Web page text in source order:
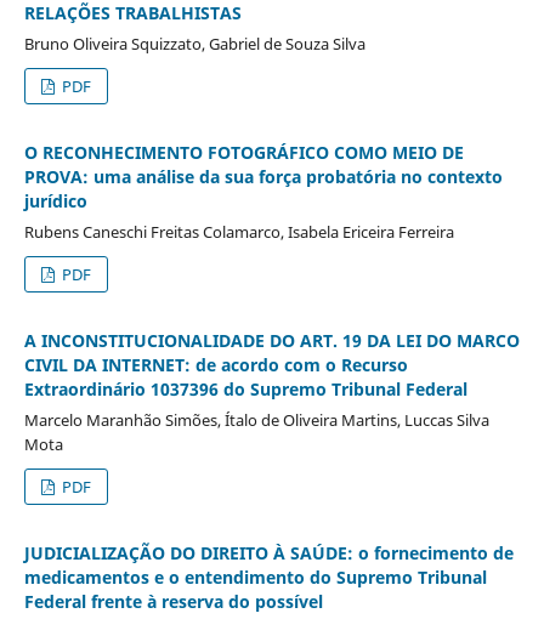
RELAÇÕES TRABALHISTAS
Bruno Oliveira Squizzato, Gabriel de Souza Silva
PDF
O RECONHECIMENTO FOTOGRÁFICO COMO MEIO DE
PROVA: uma análise da sua força probatória no contexto
jurídico
Rubens Caneschi Freitas Colamarco, Isabela Ericeira Ferreira
PDF
A INCONSTITUCIONALIDADE DO ART. 19 DA LEI DO MARCO
CIVIL DA INTERNET: de acordo com o Recurso
Extraordinário 1037396 do Supremo Tribunal Federal
Marcelo Maranhão Simões, Ítalo de Oliveira Martins, Luccas Silva
Mota
PDF
JUDICIALIZAÇÃO DO DIREITO À SAÚDE: o fornecimento de
medicamentos e o entendimento do Supremo Tribunal
Federal frente à reserva do possível